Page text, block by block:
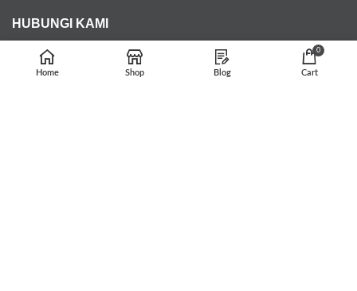
HUBUNGI KAMI
tarunajatifurniture@gmail.com
Home Shop Blog
0
Cart